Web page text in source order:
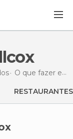
O que fazer em Arizona
RESTAURANTES